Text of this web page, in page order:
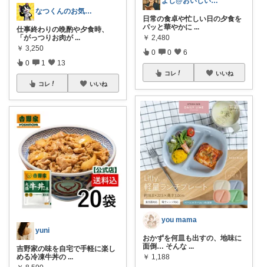
なつくんのお気に♥
仕事終わりの晩酌や夕食時、
「がっつりお肉が ...
￥ 3,250
0 1 13
コレ いいね
yuni
吉野家の味を自宅で手軽に楽し
める冷凍牛丼の ...
日常の食卓や忙しい日の夕食を
パッと華やかに ...
￥ 2,480
0 0 6
コレ いいね
you mama
おかずを何皿も出すの、地味に
面倒… そんな ...
￥ 1,188